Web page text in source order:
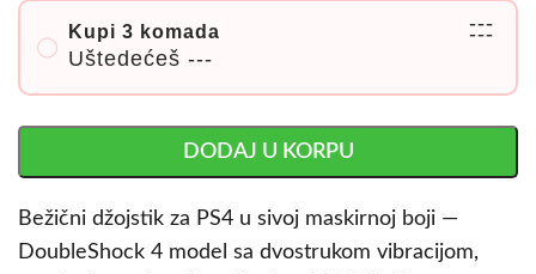
Kupi 3 komada
Uštedećeš ---
---
---
DODAJ U KORPU
Bežični džojstik za PS4 u sivoj maskirnoj boji —
DoubleShock 4 model sa dvostrukom vibracijom,